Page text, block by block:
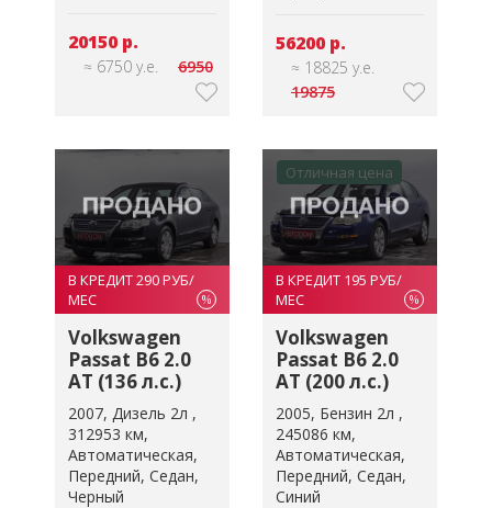
20150 р.
≈ 6750 у.е. 6950
56200 р.
≈ 18825 у.е.
19875
В КРЕДИТ 290 РУБ/
МЕС
%
Volkswagen
Passat B6 2.0
AT (136 л.с.)
2007 Дизель 2л
312953 км
Автоматическая
Передний Седан
Черный
Отличная цена
В КРЕДИТ 195 РУБ/
МЕС
%
Volkswagen
Passat B6 2.0
AT (200 л.с.)
2005 Бензин 2л
245086 км
Автоматическая
Передний Седан
Синий